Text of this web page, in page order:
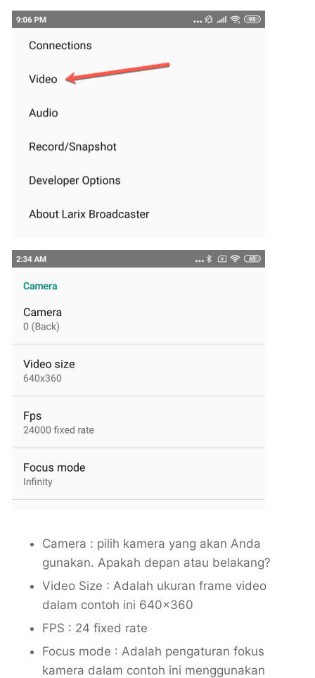
Camera : pilih kamera yang akan Anda
gunakan. Apakah depan atau belakang?
Video Size : Adalah ukuran frame video
dalam contoh ini 640×360
FPS : 24 fixed rate
Focus mode : Adalah pengaturan fokus
kamera dalam contoh ini menggunakan